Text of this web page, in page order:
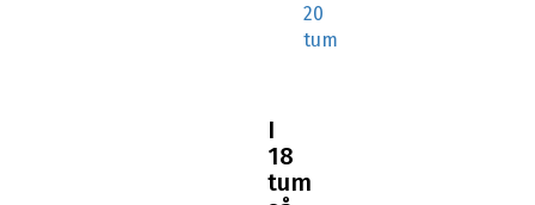
20
tum
I
18
tum